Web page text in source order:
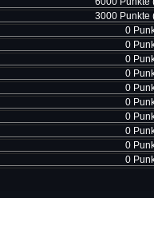
3000 Punkte
0
0
0
0
0
0
0
0
0
0